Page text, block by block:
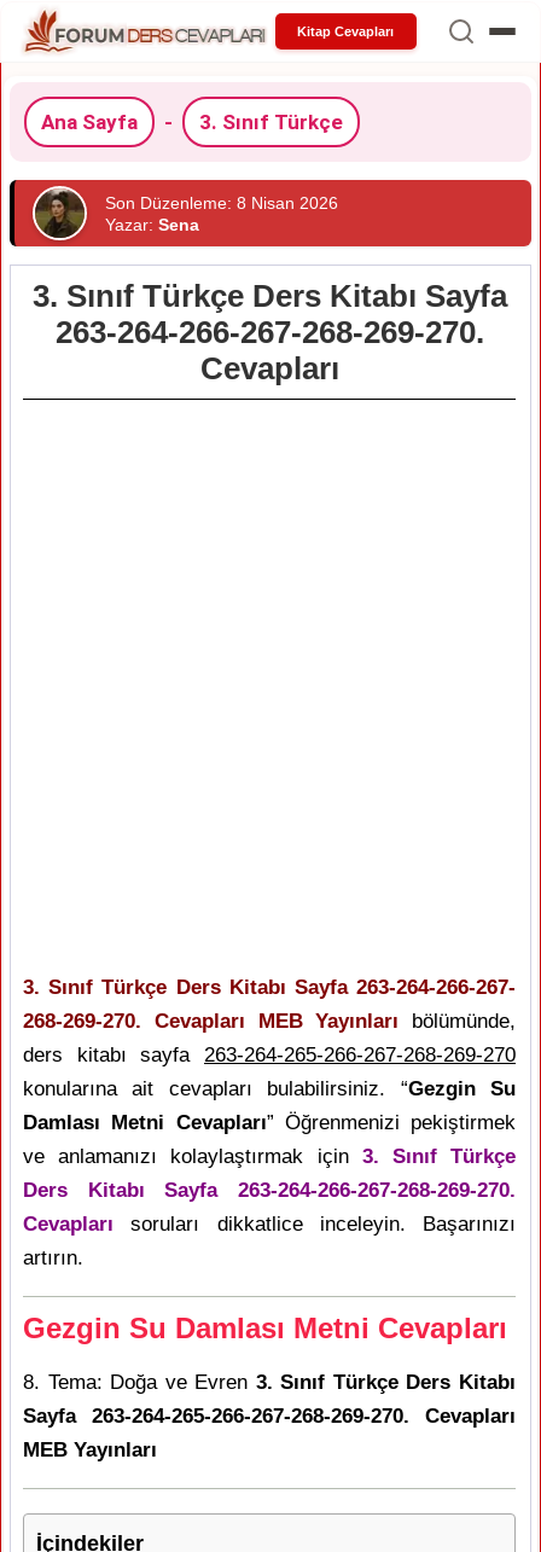
Kitap Cevapları
Ana Sayfa - 3. Sınıf Türkçe
Son Düzenleme: 8 Nisan 2026
Yazar: Sena
3. Sınıf Türkçe Ders Kitabı Sayfa
263-264-266-267-268-269-270.
Cevapları
3. Sınıf Türkçe Ders Kitabı Sayfa 263-264-266-267-
268-269-270. Cevapları MEB Yayınları bölümünde,
ders kitabı sayfa 263-264-265-266-267-268-269-270
konularına ait cevapları bulabilirsiniz. “Gezgin Su
Damlası Metni Cevapları” Öğrenmenizi pekiştirmek
ve anlamanızı kolaylaştırmak için 3. Sınıf Türkçe
Ders Kitabı Sayfa 263-264-266-267-268-269-270.
Cevapları soruları dikkatlice inceleyin. Başarınızı
artırın.
Gezgin Su Damlası Metni Cevapları
8. Tema: Doğa ve Evren 3. Sınıf Türkçe Ders Kitabı
Sayfa 263-264-265-266-267-268-269-270. Cevapları
MEB Yayınları
İçindekiler